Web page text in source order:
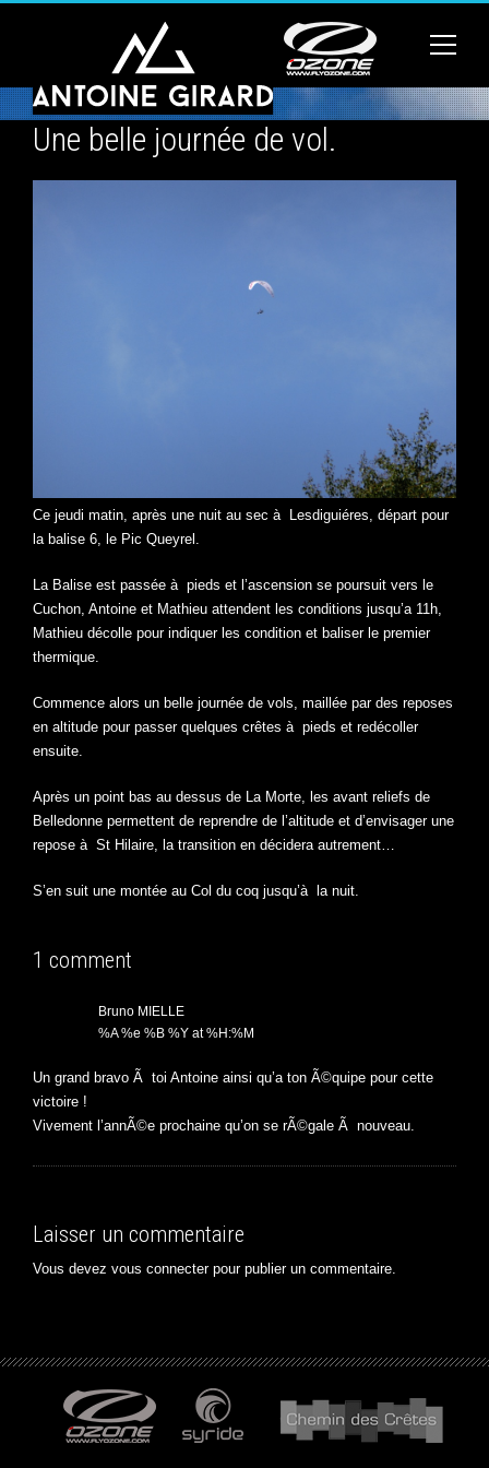
Une belle journée de vol.
Ce jeudi matin, après une nuit au sec à Lesdiguiéres, départ pour
la balise 6, le Pic Queyrel.
La Balise est passée à pieds et l’ascension se poursuit vers le
Cuchon, Antoine et Mathieu attendent les conditions jusqu’a 11h,
Mathieu décolle pour indiquer les condition et baliser le premier
thermique.
Commence alors un belle journée de vols, maillée par des reposes
en altitude pour passer quelques crêtes à pieds et redécoller
ensuite.
Après un point bas au dessus de La Morte, les avant reliefs de
Belledonne permettent de reprendre de l’altitude et d’envisager une
repose à St Hilaire, la transition en décidera autrement…
S’en suit une montée au Col du coq jusqu’à la nuit.
1 comment
Bruno MIELLE
%A %e %B %Y at %H:%M
Un grand bravo Ã toi Antoine ainsi qu’a ton Ã©quipe pour cette
victoire !
Vivement l’annÃ©e prochaine qu’on se rÃ©gale Ã nouveau.
Laisser un commentaire
Vous devez vous connecterpour publier un commentaire.